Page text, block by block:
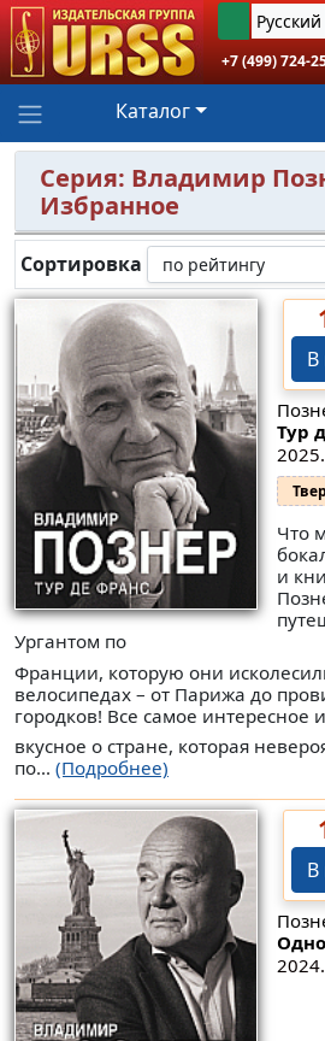
Русский
+7 (499) 724-
Каталог
Серия: Владимир
Избранное
Сортировка
В
Тур
Что
и
Ургантом по
Франции, которую они
велосипедах – от Парижа до
городков! Все самое интересное и
вкусное о стране, которая
по... (Подробнее)
В